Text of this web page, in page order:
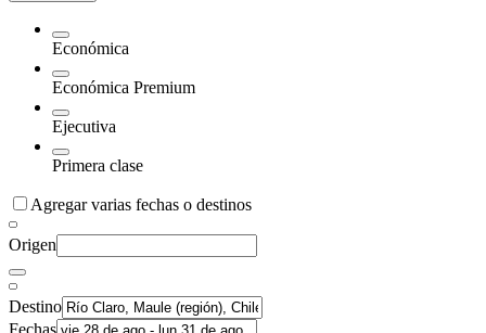
Económica
Económica Premium
Ejecutiva
Primera clase
Agregar varias fechas o destinos
Origen
Destino
Fechas